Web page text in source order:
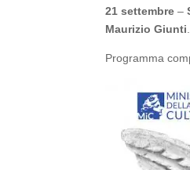
21 settembre –
Maurizio Giunti
Programma